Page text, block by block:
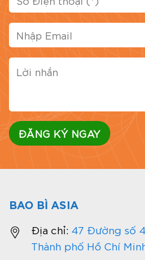
BAO BÌ ASIA
Địa chỉ: 47 Đường số
Thành phố Hồ Chí